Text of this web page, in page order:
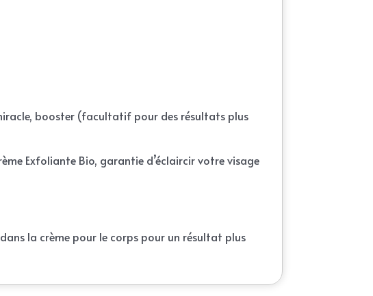
booster (facultatif pour des résultats plus
Exfoliante Bio, garantie d’éclaircir votre visage
la crème pour le corps pour un résultat plus